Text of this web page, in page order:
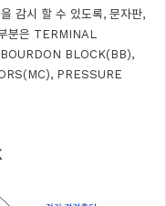
감시 할 수 있도록, 문자판,
분은 TERMINAL
BLOCK(BB),
PRESSURE